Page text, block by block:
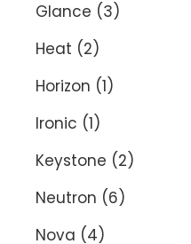
Glance (3)
Heat (2)
Horizon (1)
Ironic (1)
Keystone (2)
Neutron (6)
Nova (4)